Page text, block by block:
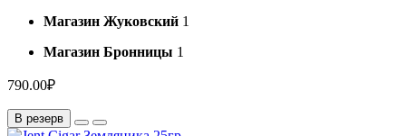
Магазин Жуковский 1
Магазин Бронницы 1
790.00₽
В резерв